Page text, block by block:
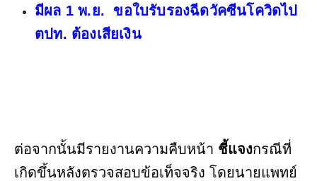
มีผล 1 พ.ย. ขอใบรับรองฉีดวัคซีนโควิดไป
ตปท. ต้องเสียเงิน
ต่อจากนั้นมีรายงานความคืบหน้า ชี้แจงกรณีที่
เกิดขึ้นหลังตรวจสอบข้อเท็จจริง โดยนายแพทย์